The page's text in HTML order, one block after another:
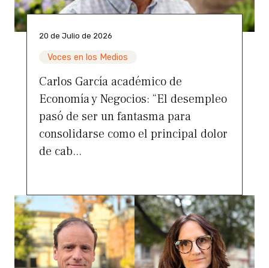
20 de Julio de 2026
Voces en los Medios
Carlos García académico de
Economía y Negocios: “El desempleo
pasó de ser un fantasma para
consolidarse como el principal dolor
de cab...